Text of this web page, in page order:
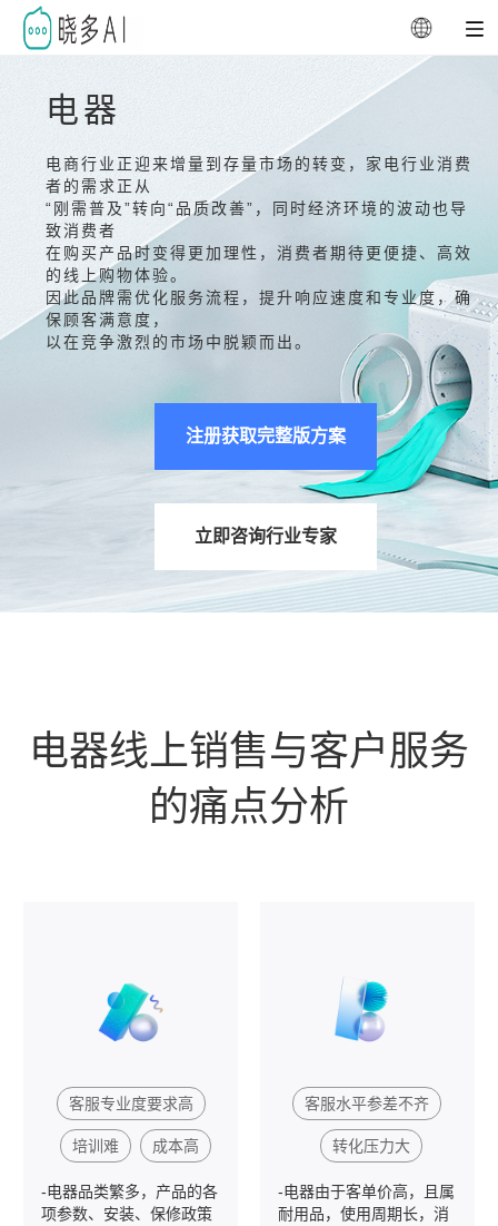
电器
电商行业正迎来增量到存量市场的转变，家电行业消费
者的需求正从
“刚需普及”转向“品质改善”，同时经济环境的波动也导
致消费者
在购买产品时变得更加理性，消费者期待更便捷、高效
的线上购物体验。
因此品牌需优化服务流程，提升响应速度和专业度，确
保顾客满意度，
以在竞争激烈的市场中脱颖而出。
注册获取完整版方案
立即咨询行业专家
电器线上销售与客户服务
的痛点分析
客服专业度要求高
培训难 成本高
-电器品类繁多，产品的各
项参数、安装、保修政策
客服水平参差不齐
转化压力大
-电器由于客单价高，且属
耐用品，使用周期长，消